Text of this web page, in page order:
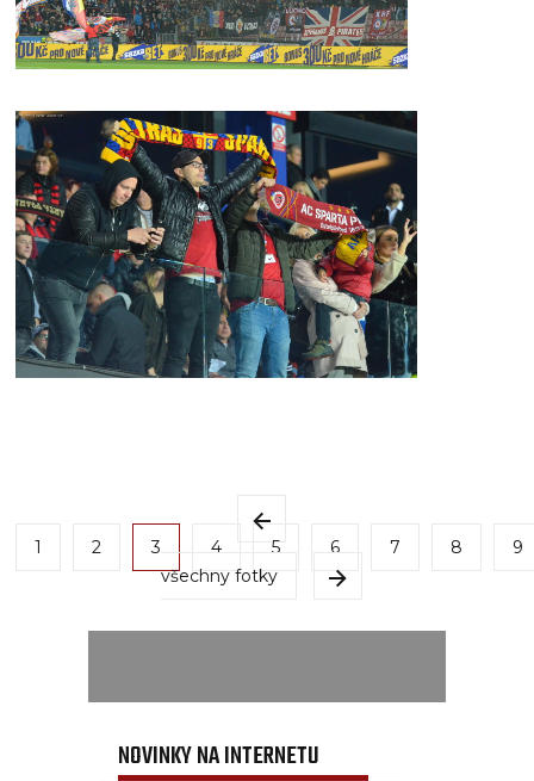
1 2 3 4 5 6 7 8
9
všechny fotky
NOVINKY NA INTERNETU